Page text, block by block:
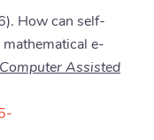
How can self-
e-
Assisted